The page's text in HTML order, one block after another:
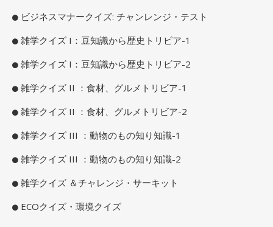
ビジネスマナークイズ: チャンレンジ・テスト
雑学クイズ I：豆知識から歴史トリビア-1
雑学クイズ I：豆知識から歴史トリビア-2
雑学クイズ II ：食材、グルメトリビア-1
雑学クイズ II ：食材、グルメトリビア-2
雑学クイズ III ：動物のもの知り知識-1
雑学クイズ III ：動物のもの知り知識-2
雑学クイズ ＆チャレンジ・サーキット
ECOクイズ・環境クイズ